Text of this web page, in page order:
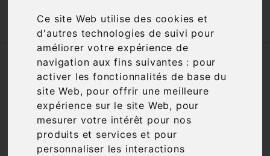
Ce site Web utilise des cookies et
d'autres technologies de suivi pour
améliorer votre expérience de
navigation aux fins suivantes : pour
activer les fonctionnalités de base du
site Web, pour offrir une meilleure
expérience sur le site Web, pour
mesurer votre intérêt pour nos
produits et services et pour
personnaliser les interactions
Accueil Vins Appellation
AOC
Pouilly Vinzelles
 Filtre 1 article